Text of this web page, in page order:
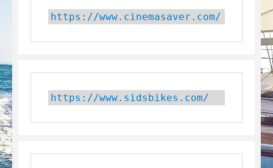
https://www.cinemasaver.com/
https://www.sidsbikes.com/